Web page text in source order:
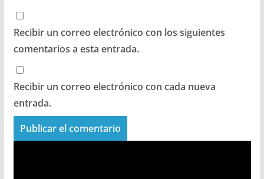
Recibir un correo electrónico con los siguientes
comentarios a esta entrada.
Recibir un correo electrónico con cada nueva
entrada.